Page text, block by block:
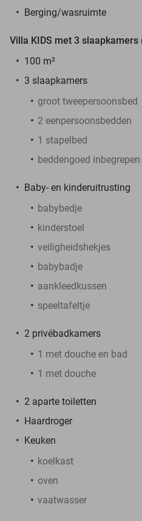
Berging/wasruimte
Villa KIDS met 3 slaapkamers
100 m²
3 slaapkamers
groot tweepersoonsbed
2 eenpersoonsbedden
1 stapelbed
beddengoed inbegrepen
Baby- en kinderuitrusting
babybedje
kinderstoel
veiligheidshekjes
babybadje
aankleedkussen
speeltafeltje
2 privébadkamers
1 met douche en bad
1 met douche
2 aparte toiletten
Haardroger
Keuken
koelkast
oven
vaatwasser